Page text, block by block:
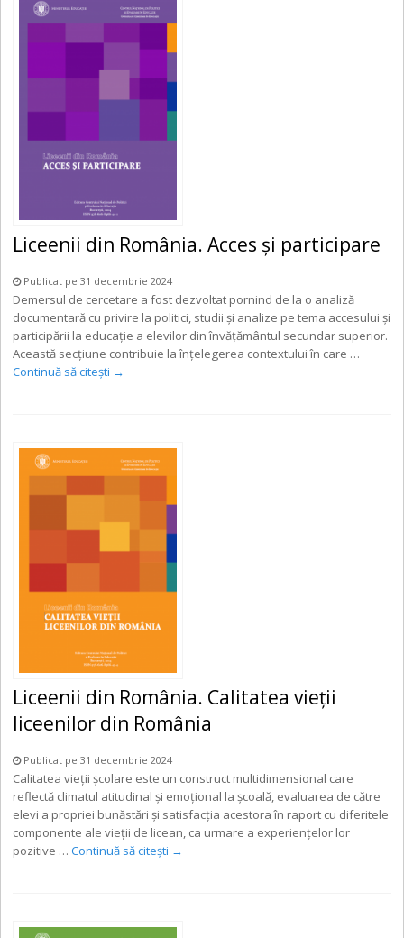
Liceenii din România. Acces și participare
Publicat pe 31 decembrie 2024
Demersul de cercetare a fost dezvoltat pornind de la o analiză
documentară cu privire la politici, studii și analize pe tema accesului și
participării la educație a elevilor din învățământul secundar superior.
Această secțiune contribuie la înțelegerea contextului în care …
Continuă să citești →
Liceenii din România. Calitatea vieții
liceenilor din România
Publicat pe 31 decembrie 2024
Calitatea vieții școlare este un construct multidimensional care
reflectă climatul atitudinal și emoțional la școală, evaluarea de către
elevi a propriei bunăstări și satisfacția acestora în raport cu diferitele
componente ale vieții de licean, ca urmare a experiențelor lor
pozitive …Continuă să citești →